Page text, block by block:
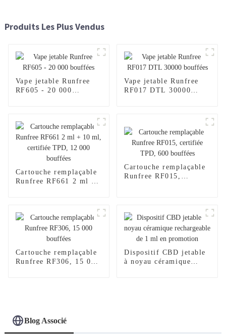
Produits Les Plus Vendus
Vape jetable Runfree
RF605 - 20 000
Vape jetable Runfree
RF017 DTL 30000
Cartouche remplaçable
Runfree RF661 2 ml +
Cartouche remplaçable
Runfree RF015,
Cartouche remplaçable
Runfree RF306, 15 000
Dispositif CBD jetable
à noyau céramique
Blog Associé